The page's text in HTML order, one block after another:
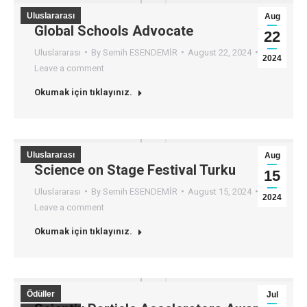
Aug
22
2024
Uluslararası
Global Schools Advocate
Uluslararası By Semih ESENDEMİR
August 22, 2024
Leave a comment
Okumak için tıklayınız.
Aug
15
2024
Uluslararası
Science on Stage Festival Turku
Uluslararası By Semih ESENDEMİR
August 15, 2024
Leave a comment
Okumak için tıklayınız.
Jul
Ödüller